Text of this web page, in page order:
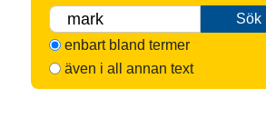
Sök
enbart bland termer
även i all annan text